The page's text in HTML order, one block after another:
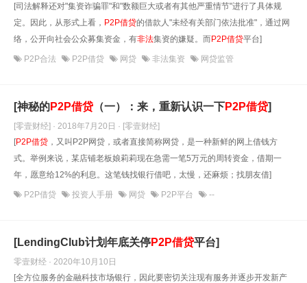
[司法解释还对"集资诈骗罪"和"数额巨大或者有其他严重情节"进行了具体规
定。因此，从形式上看， P2P借贷的借款人"未经有关部门依法批准"，通过网
络，公开向社会公众募集资金，有非法集资的嫌疑。而P2P借贷平台]
P2P合法 P2P借贷 网贷 非法集资 网贷监管
[神秘的P2P借贷 （一）：来，重新认识一下P2P借贷]
[零壹财经] · 2018年7月20日 · [零壹财经]
[P2P借贷 ，又叫P2P网贷，或者直接简称网贷，是一种新鲜的网上借钱方
式。举例来说，某店铺老板娘莉莉现在急需一笔5万元的周转资金，借期一
年，愿意给12%的利息。这笔钱找银行借吧，太慢，还麻烦；找朋友借]
P2P借贷 投资人手册 网贷 P2P平台 --
[LendingClub计划年底关停P2P借贷平台]
零壹财经 · 2020年10月10日
[全方位服务的金融科技市场银行，因此要密切关注现有服务并逐步开发新产